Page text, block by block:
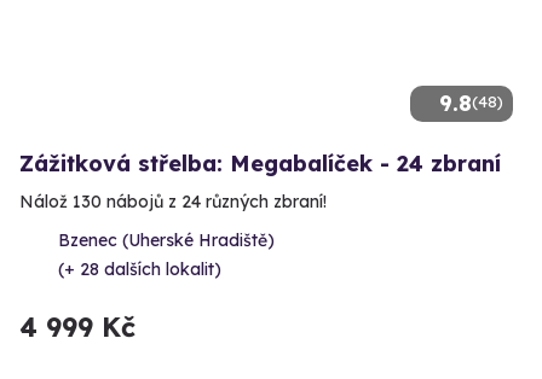
9.8(48)
Zážitková střelba: Megabalíček - 24 zbraní
Nálož 130 nábojů z 24 různých zbraní!
Bzenec (Uherské Hradiště)
(+ 28 dalších lokalit)
4 999 Kč